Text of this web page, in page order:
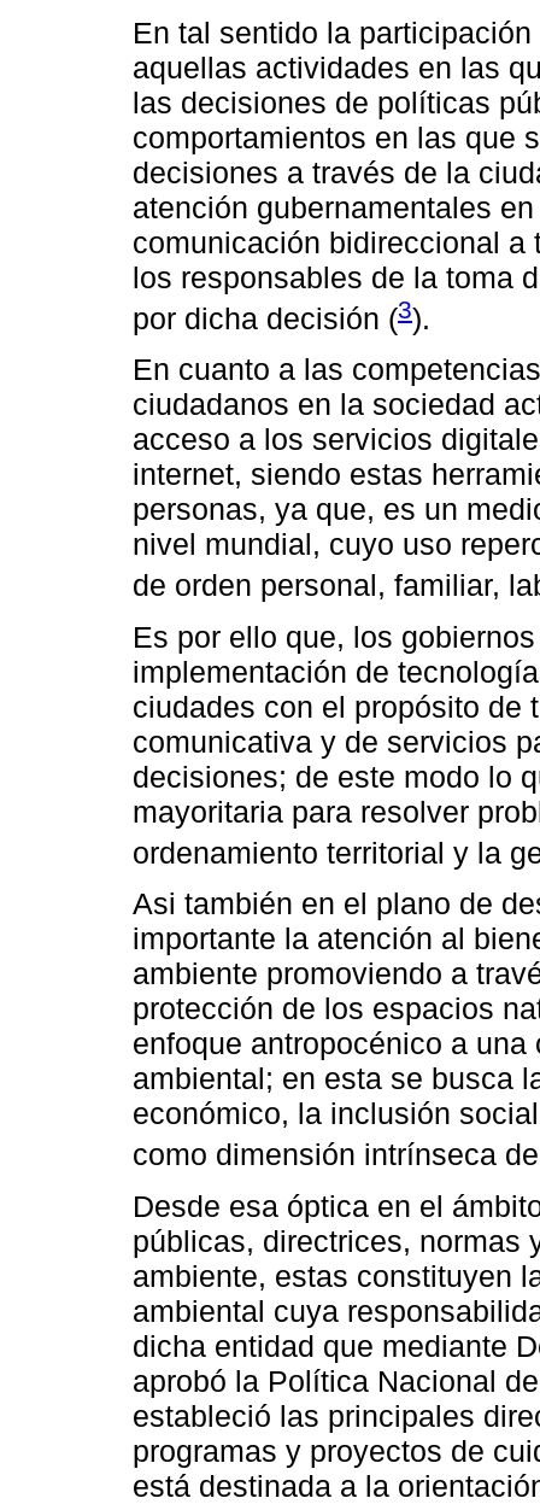
En tal sentido la
aquellas actividades en las
las decisiones de políticas
comportamientos en las que
decisiones a través de la
atención gubernamentales
comunicación bidireccional a
los responsables de la toma
por dicha decisión (3).
En cuanto a las
ciudadanos en la sociedad
acceso a los servicios
internet, siendo estas
personas, ya que, es un
nivel mundial, cuyo uso
de orden personal, familiar,
Es por ello que, los
implementación de
ciudades con el propósito de
comunicativa y de servicios
decisiones; de este modo lo
mayoritaria para resolver
ordenamiento territorial y la
Asi también en el plano de
importante la atención al
ambiente promoviendo a
protección de los espacios
enfoque antropocénico a
ambiental; en esta se busca
económico, la inclusión
como dimensión intrínseca
Desde esa óptica en el
públicas, directrices, normas
ambiente, estas constituyen
ambiental cuya
dicha entidad que mediante
aprobó la Política Nacional
estableció las principales
programas y proyectos de
está destinada a la